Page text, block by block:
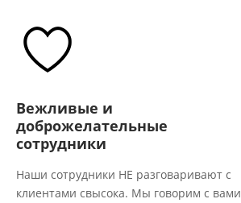
Вежливые и
доброжелательные
сотрудники
Наши сотрудники НЕ разговаривают с
клиентами свысока. Мы говорим с вами